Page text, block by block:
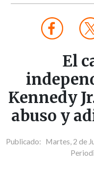
El
Kennedy
abuso y
Publicado: Martes, 2 de